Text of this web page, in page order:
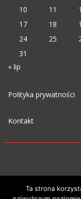
10
11
17
18
24
25
31
« lip
Polityka prywatności
Kontakt
Ta strona